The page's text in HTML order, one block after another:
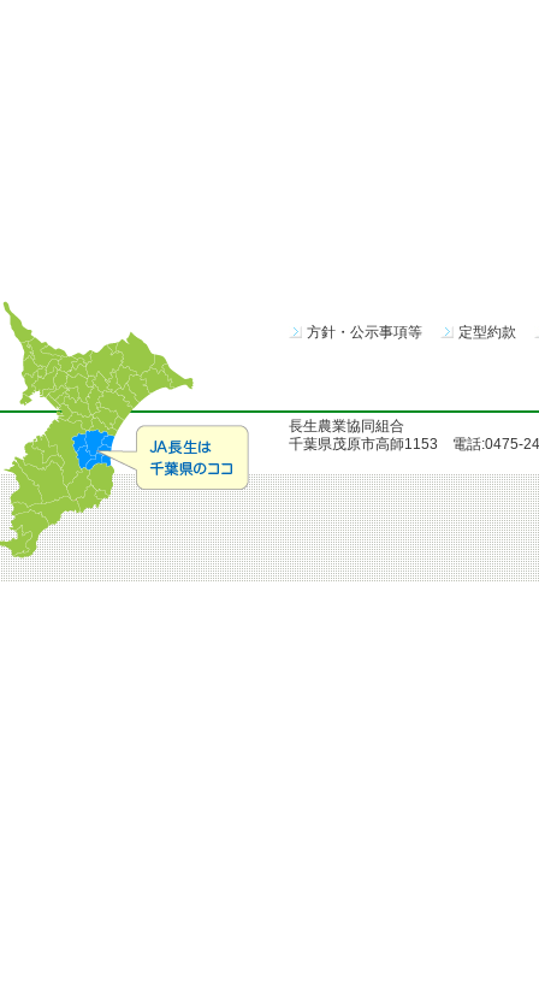
方針・公示事項等 定型約款
長生農業協同組合
千葉県茂原市高師1153 電話:0475-